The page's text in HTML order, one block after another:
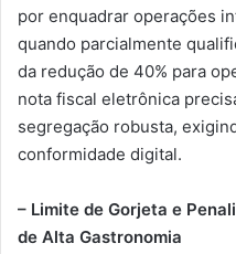
por enquadrar operações
quando parcialmente
da redução de 40% para
nota fiscal eletrônica
segregação robusta,
conformidade digital.
– Limite de Gorjeta e
de Alta Gastronomia